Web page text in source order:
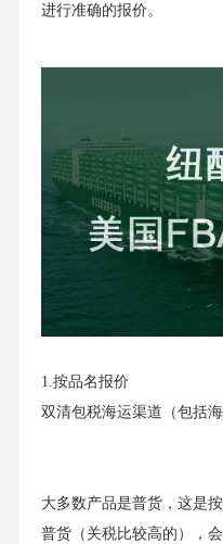
进行准确的报价。
1.按品名报价
双清包税海运渠道（包括海
大多数产品是普货，这是
普货（关税比较高的），